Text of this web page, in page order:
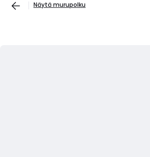
Näytä murupolku